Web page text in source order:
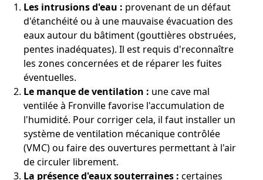
Les intrusions d'eau : provenant de un défaut
d'étanchéité ou à une mauvaise évacuation des
eaux autour du bâtiment (gouttières obstruées,
pentes inadéquates). Il est requis d'reconnaître
les zones concernées et de réparer les fuites
éventuelles.
Le manque de ventilation : une cave mal
ventilée à Fronville favorise l'accumulation de
l'humidité. Pour corriger cela, il faut installer un
système de ventilation mécanique contrôlée
(VMC) ou faire des ouvertures permettant à l'air
de circuler librement.
La présence d'eaux souterraines : certaines